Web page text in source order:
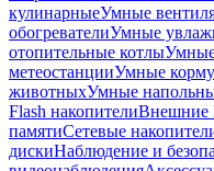
кулинарныеУмные
обогревателиУмные
отопительные котлыУмные
метеостанцииУмные
животныхУмные
Flash накопителиВнешние
памятиСетевые
дискиНаблюдение и